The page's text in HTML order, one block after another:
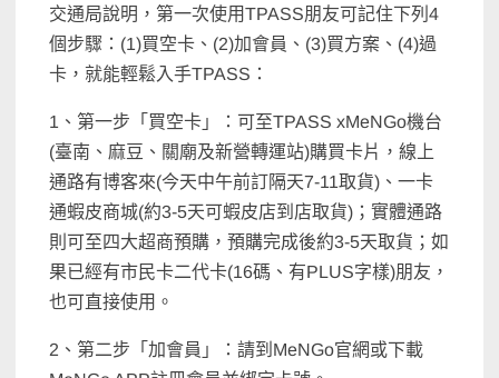
交通局說明，第一次使用TPASS朋友可記住下列4
個步驟：(1)買空卡、(2)加會員、(3)買方案、(4)過
卡，就能輕鬆入手TPASS：
1、第一步「買空卡」：可至TPASS xMeNGo機台
(臺南、麻豆、關廟及新營轉運站)購買卡片，線上
通路有博客來(今天中午前訂隔天7-11取貨)、一卡
通蝦皮商城(約3-5天可蝦皮店到店取貨)；實體通路
則可至四大超商預購，預購完成後約3-5天取貨；如
果已經有市民卡二代卡(16碼、有PLUS字樣)朋友，
也可直接使用。
2、第二步「加會員」：請到MeNGo官網或下載